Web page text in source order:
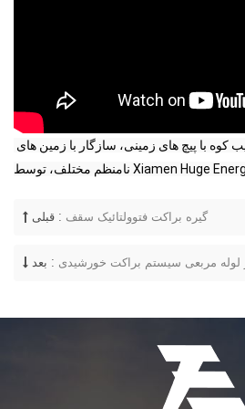
قبلی : گیره براکت فتوولتائیک سقف
بعد :